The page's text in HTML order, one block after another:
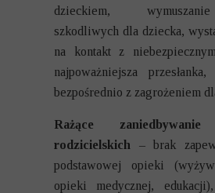
dzieckiem,
szkodliwych dla dziecka,
na kontakt z
najpoważniejsza
bezpośrednio z zagrożeniem
Rażące zaniedbywanie
rodzicielskich – brak
podstawowej opieki
opieki medycznej,